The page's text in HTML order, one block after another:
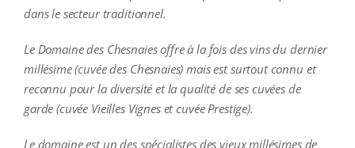
dans le secteur traditionnel.
Le Domaine des Chesnaies offre à la fois des vins du dernier
millésime (cuvée des Chesnaies) mais est surtout connu et
reconnu pour la diversité et la qualité de ses cuvées de
garde (cuvée Vieilles Vignes et cuvée Prestige).
Le domaine est un des spécialistes des vieux millésimes de